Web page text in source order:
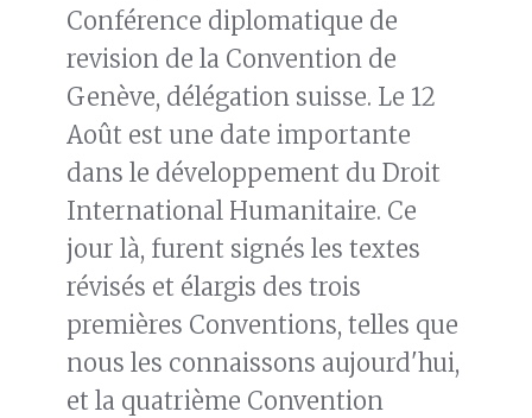
Conférence diplomatique de
revision de la Convention de
Genève, délégation suisse. Le 12
Août est une date importante
dans le développement du Droit
International Humanitaire. Ce
jour là, furent signés les textes
révisés et élargis des trois
premières Conventions, telles que
nous les connaissons aujourd'hui,
et la quatrième Convention